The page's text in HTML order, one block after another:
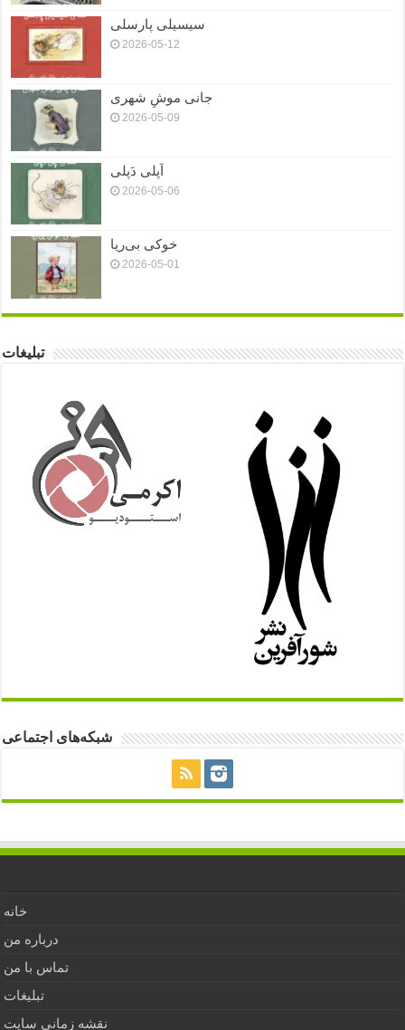
سیسیلی پارسلی
2026-05-12
جانی موشِ شهری
2026-05-09
اَپلی دَپلی
2026-05-06
خوکی بی‌ریا
2026-05-01
تبلیغات
شبکه‌های اجتماعی
خانه
درباره من
تماس با من
تبلیغات
نقشه زمانی سایت